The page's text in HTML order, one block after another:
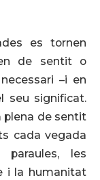
es tornen
de sentit o
–i en
seu significat.
plena de sentit
cada vegada
les
i la humanitat